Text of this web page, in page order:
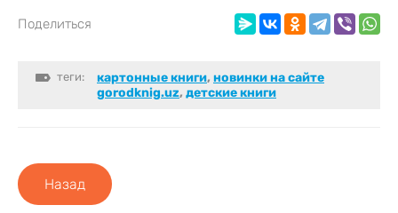
Поделиться
теги: картонные книги, новинки на сайте
gorodknig.uz, детские книги
Назад